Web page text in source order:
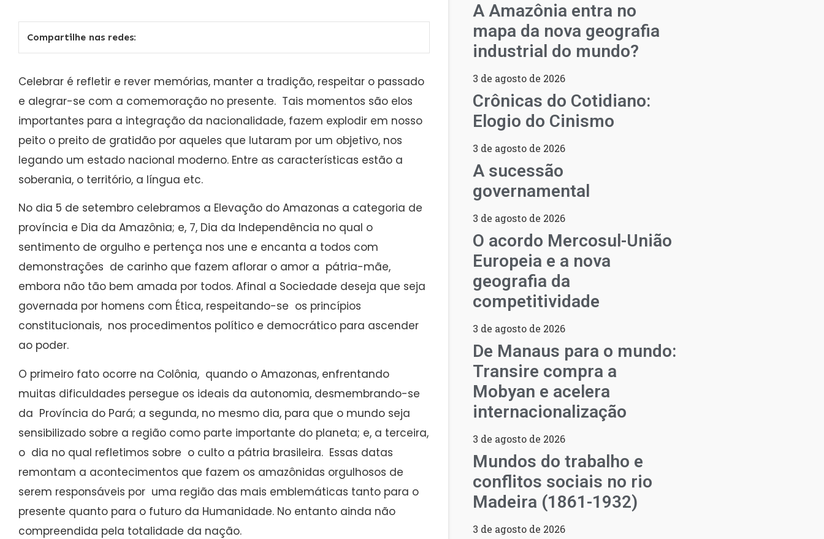
Compartilhe nas redes:
Celebrar é refletir e rever memórias, manter a tradição, respeitar o passado
e alegrar-se com a comemoração no presente. Tais momentos são elos
importantes para a integração da nacionalidade, fazem explodir em nosso
peito o preito de gratidão por aqueles que lutaram por um objetivo, nos
legando um estado nacional moderno. Entre as características estão a
soberania, o território, a língua etc.
No dia 5 de setembro celebramos a Elevação do Amazonas a categoria de
província e Dia da Amazônia; e, 7, Dia da Independência no qual o
sentimento de orgulho e pertença nos une e encanta a todos com
demonstrações de carinho que fazem aflorar o amor a pátria-mãe,
embora não tão bem amada por todos. Afinal a Sociedade deseja que seja
governada por homens com Ética, respeitando-se os princípios
constitucionais, nos procedimentos político e democrático para ascender
ao poder.
O primeiro fato ocorre na Colônia, quando o Amazonas, enfrentando
muitas dificuldades persegue os ideais da autonomia, desmembrando-se
da Província do Pará; a segunda, no mesmo dia, para que o mundo seja
sensibilizado sobre a região como parte importante do planeta; e, a terceira,
o dia no qual refletimos sobre o culto a pátria brasileira. Essas datas
remontam a acontecimentos que fazem os amazônidas orgulhosos de
serem responsáveis por uma região das mais emblemáticas tanto para o
presente quanto para o futuro da Humanidade. No entanto ainda não
compreendida pela totalidade da nação.
A Amazônia entra no
mapa da nova geografia
industrial do mundo?
3 de agosto de 2026
Crônicas do Cotidiano:
Elogio do Cinismo
3 de agosto de 2026
A sucessão
governamental
3 de agosto de 2026
O acordo Mercosul-União
Europeia e a nova
geografia da
competitividade
3 de agosto de 2026
De Manaus para o mundo:
Transire compra a
Mobyan e acelera
internacionalização
3 de agosto de 2026
Mundos do trabalho e
conflitos sociais no rio
Madeira (1861-1932)
3 de agosto de 2026